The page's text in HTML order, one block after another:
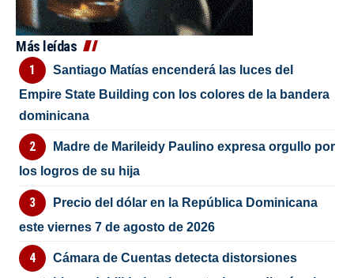
Más leídas
Santiago Matías encenderá las luces del
Empire State Building con los colores de la bandera
dominicana
Madre de Marileidy Paulino expresa orgullo por
los logros de su hija
Precio del dólar en la República Dominicana
este viernes 7 de agosto de 2026
Cámara de Cuentas detecta distorsiones